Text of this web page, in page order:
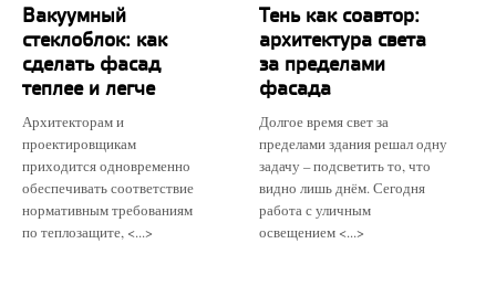
Вакуумный
стеклоблок: как
сделать фасад
теплее и легче
Архитекторам и
проектировщикам
приходится одновременно
обеспечивать соответствие
нормативным требованиям
по теплозащите, <...>
Тень как соавтор:
архитектура света
за пределами
фасада
Долгое время свет за
пределами здания решал одну
задачу – подсветить то, что
видно лишь днём. Сегодня
работа с уличным
освещением <...>